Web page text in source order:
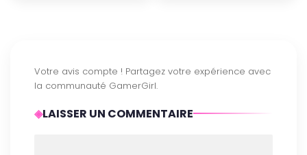
LAISSER UN COMMENTAIRE